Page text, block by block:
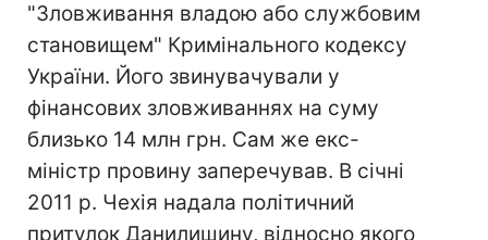
"Зловживання владою або службовим
становищем" Кримінального кодексу
України. Його звинувачували у
фінансових зловживаннях на суму
близько 14 млн грн. Сам же екс-
міністр провину заперечував. В січні
2011 р. Чехія надала політичний
притулок Данилишину, відносно якого